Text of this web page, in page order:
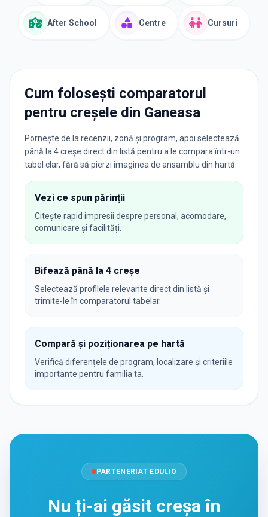
After School Centre Cursuri
Cum folosești comparatorul
pentru creșele din Ganeasa
Pornește de la recenzii, zonă și program, apoi selectează
până la 4 creșe direct din listă pentru a le compara într-un
tabel clar, fără să pierzi imaginea de ansamblu din hartă.
Vezi ce spun părinții
Citește rapid impresii despre personal, acomodare,
comunicare și facilități.
Bifează până la 4 creșe
Selectează profilele relevante direct din listă și
trimite-le în comparatorul tabelar.
Compară și poziționarea pe hartă
Verifică diferențele de program, localizare și criteriile
importante pentru familia ta.
PARTENERIAT EDULIO
Nu ți-ai găsit creșa în